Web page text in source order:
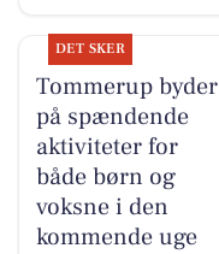
DET SKER
Tommerup byder
på spændende
aktiviteter for
både børn og
voksne i den
kommende uge